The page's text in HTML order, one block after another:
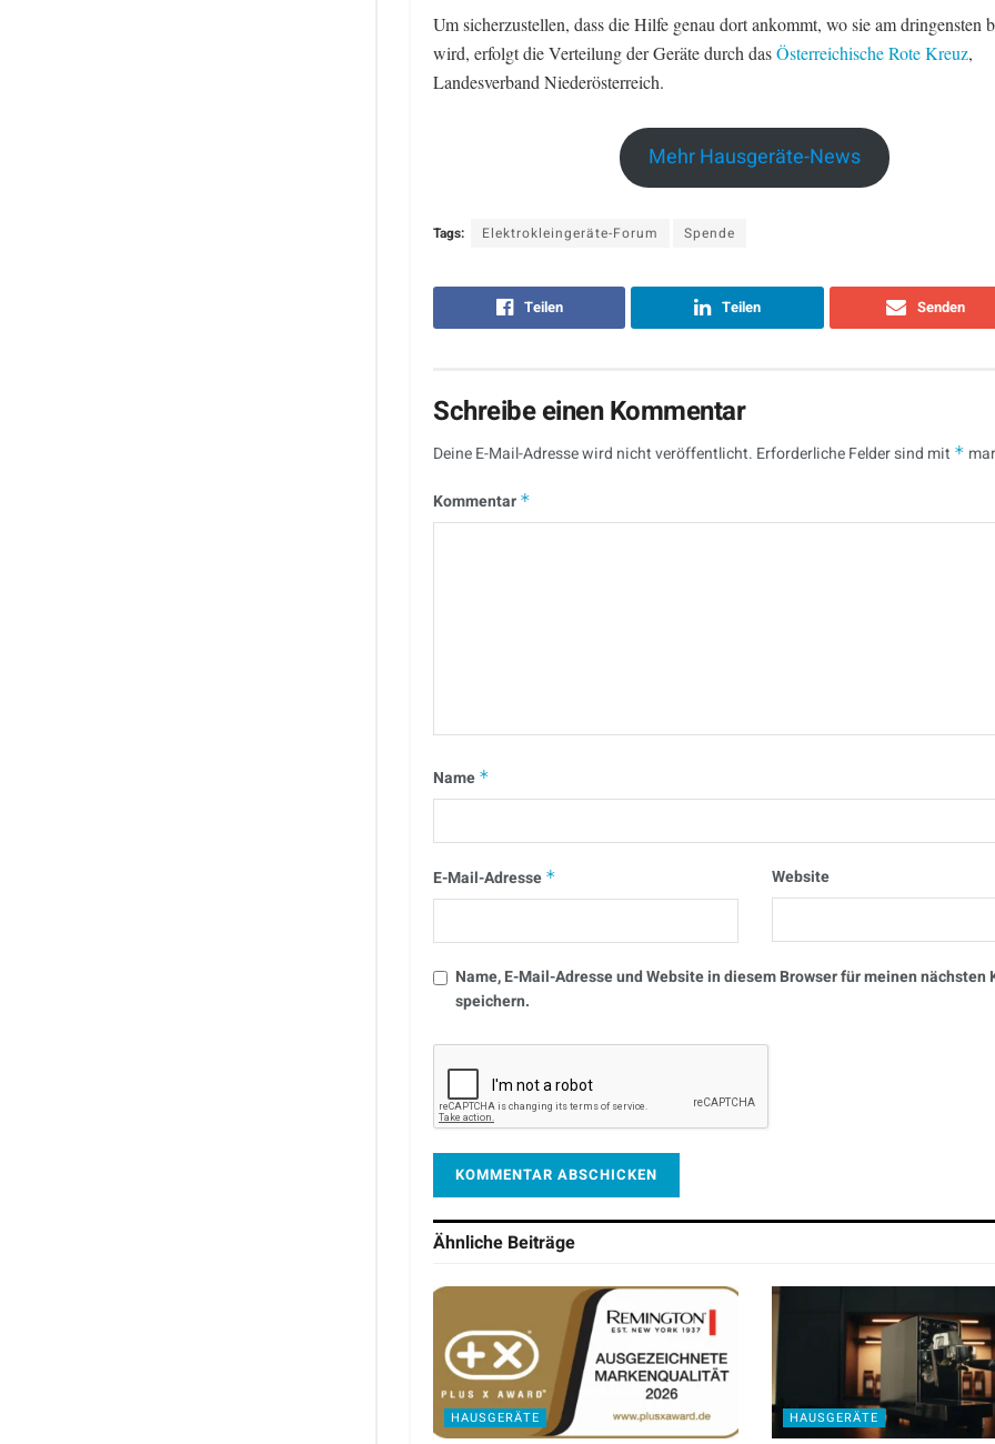
Um sicherzustellen, dass die Hilfe genau dort ankommt, wo sie am dringensten
wird, erfolgt die Verteilung der Geräte durch dasÖsterreichische Rote Kreuz,
Landesverband Niederösterreich.
Mehr Hausgeräte-News
Tags: Elektrokleingeräte-Forum Spende
Teilen Teilen Senden
Schreibe einen Kommentar
Deine E-Mail-Adresse wird nicht veröffentlicht. Erforderliche Felder sind mit *
Kommentar *
Name *
E-Mail-Adresse * Website
Name, E-Mail-Adresse und Website in diesem Browser für meinen nächsten
speichern.
Ähnliche Beiträge
HAUSGERÄTE HAUSGERÄTE